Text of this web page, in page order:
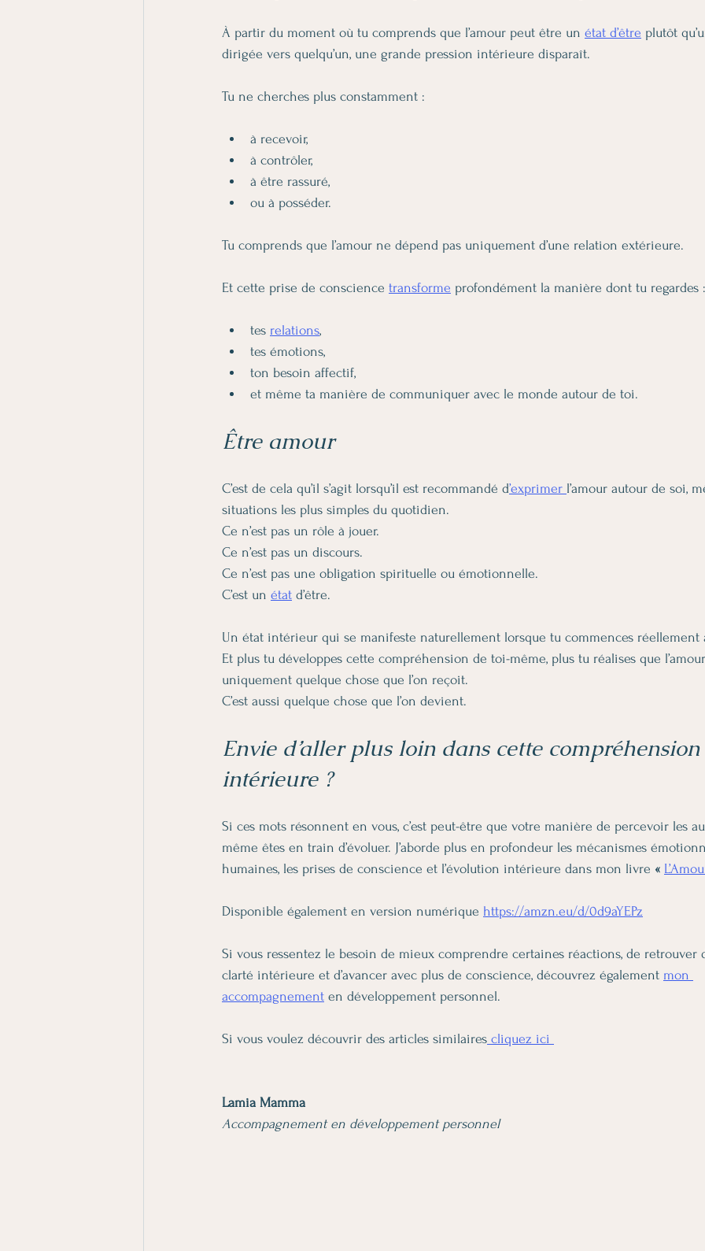
À partir du moment où tu comprends que l’amour peut être un état d’être plutôt
dirigée vers quelqu’un, une grande pression intérieure disparaît.
Tu ne cherches plus constamment :
à recevoir,
à contrôler,
à être rassuré,
ou à posséder.
Tu comprends que l’amour ne dépend pas uniquement d’une relation extérieure.
Et cette prise de conscience transforme profondément la manière dont tu regardes :
tes relations,
tes émotions,
ton besoin affectif,
et même ta manière de communiquer avec le monde autour de toi.
Être amour
C’est de cela qu’il s’agit lorsqu’il est recommandé d’exprimer l’amour autour de soi,
situations les plus simples du quotidien.
Ce n’est pas un rôle à jouer.
Ce n’est pas un discours.
Ce n’est pas une obligation spirituelle ou émotionnelle.
C’est un état d’être.
Un état intérieur qui se manifeste naturellement lorsque tu commences réellement
Et plus tu développes cette compréhension de toi-même, plus tu réalises que l’amour
uniquement quelque chose que l’on reçoit.
C’est aussi quelque chose que l’on devient.
Envie d’aller plus loin dans cette compréhension
intérieure ?
Si ces mots résonnent en vous, c’est peut-être que votre manière de percevoir les
même êtes en train d’évoluer. J’aborde plus en profondeur les mécanismes
humaines, les prises de conscience et l’évolution intérieure dans mon livre «
Disponible également en version numérique https://amzn.eu/d/0d9aYEPz
Si vous ressentez le besoin de mieux comprendre certaines réactions, de retrouver
clarté intérieure et d’avancer avec plus de conscience, découvrez également mon
accompagnement en développement personnel.
Si vous voulez découvrir des articles similaires cliquez ici
Lamia Mamma
Accompagnement en développement personnel